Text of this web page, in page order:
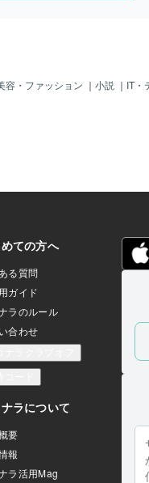
容・ファッション ｜ 小説 ｜ IT・